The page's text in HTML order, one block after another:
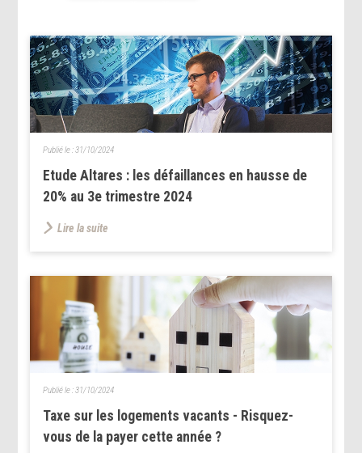
Etude Altares : les défaillances en hausse de
20% au 3e trimestre 2024
Publié le :31/10/2024
Lire la suite
Taxe sur les logements vacants - Risquez-
vous de la payer cette année ?
Publié le :31/10/2024